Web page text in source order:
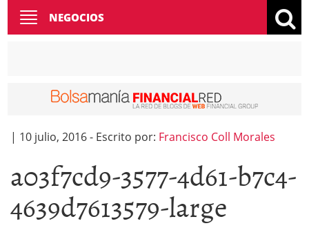
Toggle
navigation
NEGOCIOS
| 10 julio, 2016- Escrito por: Francisco Coll Morales
a03f7cd9-3577-4d61-b7c4-
4639d7613579-large